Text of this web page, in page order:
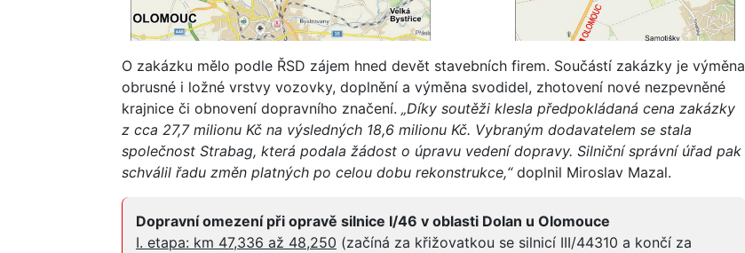
O zakázku mělo podle ŘSD zájem hned devět stavebních firem. Součástí zakázky je výměna
obrusné i ložné vrstvy vozovky, doplnění a výměna svodidel, zhotovení nové nezpevněné
krajnice či obnovení dopravního značení. „Díky soutěži klesla předpokládaná cena zakázky
z cca 27,7 milionu Kč na výsledných 18,6 milionu Kč. Vybraným dodavatelem se stala
společnost Strabag, která podala žádost o úpravu vedení dopravy. Silniční správní úřad pak
schválil řadu změn platných po celou dobu rekonstrukce,“doplnil Miroslav Mazal.
Dopravní omezení při opravě silnice I/46 v oblasti Dolan u Olomouce
I. etapa: km 47,336 až 48,250 (začíná za křižovatkou se silnicí III/44310 a končí za